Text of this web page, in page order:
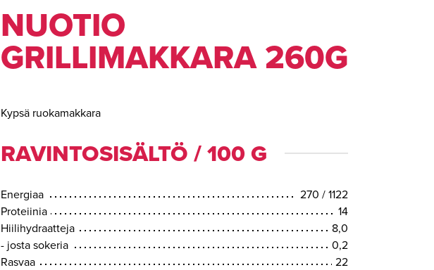
NUOTIO
GRILLIMAKKARA 260G
Kypsä ruokamakkara
RAVINTOSISÄLTÖ / 100 G
Energiaa
270 / 1122
Proteiinia
14
Hiilihydraatteja
8,0
- josta sokeria
0,2
Rasvaa
22